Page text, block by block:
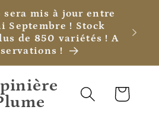
sera mis à jour entre
Septembre ! Stock
de 850 variétés ! A
!
Panier